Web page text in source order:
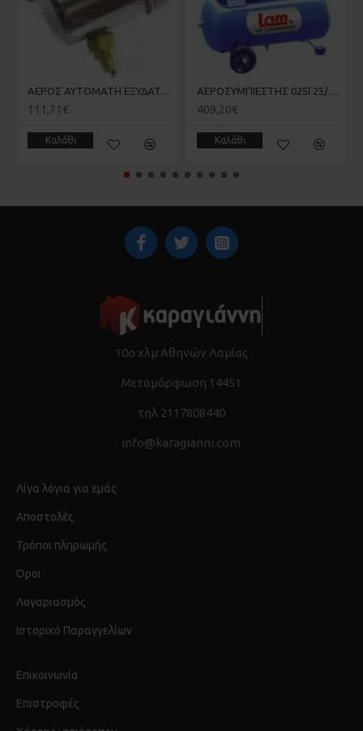
ΑΕΡΟΣ ΑΥΤΟΜΑΤΗ ΕΞΥΔΑΤΩΣΗ ΜΕ ΦΛΟΤΕΡ 3400140
111,71€
Καλάθι
ΑΕΡΟΣΥΜΠΙΕΣΤΗΣ 025l 25/2.0D/LAM
409,20€
Καλάθι
10ο χλμ Αθηνών Λαμίας
Μεταμόρφωση 14451
τηλ 2117808440
info@karagianni.com
Λίγα λόγια για εμάς
Αποστολές
Τρόποι πληρωμής
Όροι
Λογαριασμός
Ιστορικό Παραγγελίων
Επικοινωνία
Επιστροφές